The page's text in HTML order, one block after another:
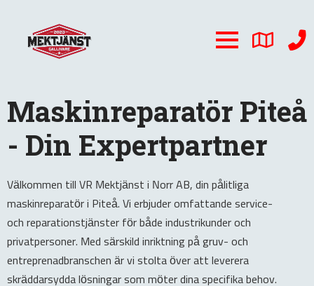
Maskinreparatör Piteå
- Din Expertpartner
Välkommen till VR Mektjänst i Norr AB, din pålitliga
maskinreparatör i Piteå. Vi erbjuder omfattande service-
och reparationstjänster för både industrikunder och
privatpersoner. Med särskild inriktning på gruv- och
entreprenadbranschen är vi stolta över att leverera
skräddarsydda lösningar som möter dina specifika behov.